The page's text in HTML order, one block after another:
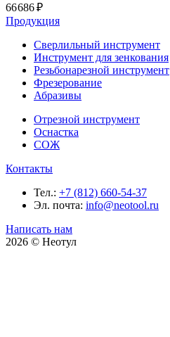
66 686 ₽
Продукция
Сверлильный инструмент
Инструмент для зенкования
Резьбонарезной инструмент
Фрезерование
Абразивы
Отрезной инструмент
Оснастка
СОЖ
Контакты
Тел.: +7 (812) 660-54-37
Эл. почта: info@neotool.ru
Написать нам
2026 © Неотул